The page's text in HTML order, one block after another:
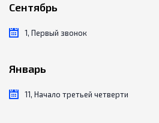
Сентябрь
1, Первый звонок
Январь
11, Начало третьей четверти